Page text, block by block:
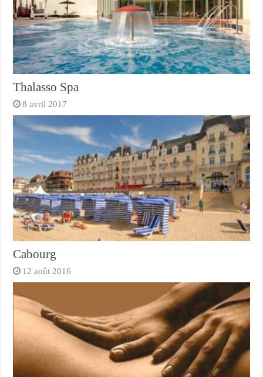
Thalasso Spa
8 avril 2017
Cabourg
12 août 2016